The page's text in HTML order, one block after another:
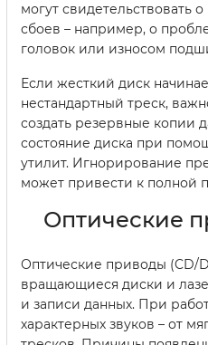
могут свидетельствовать
сбоев – например, о
головок или износом
Если жесткий диск
нестандартный треск,
создать резервные копии
состояние диска при
утилит. Игнорирование
может привести к полной
Оптические
Оптические приводы (CD/
вращающиеся диски и
и записи данных. При
характерных звуков – от